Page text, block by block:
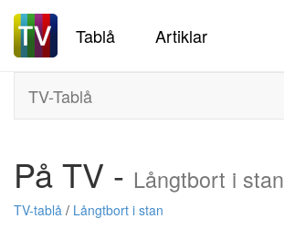
Tablå Artiklar
TV-Tablå
På TV - Långtbort i stan
TV-tablå / Långtbort i stan